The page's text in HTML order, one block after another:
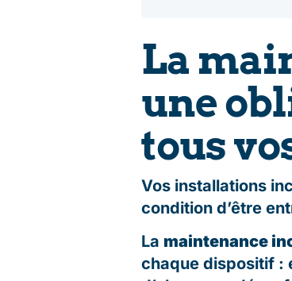
La
une
tous
Vos installations
condition d’être
La maintenance
chaque dispositif :